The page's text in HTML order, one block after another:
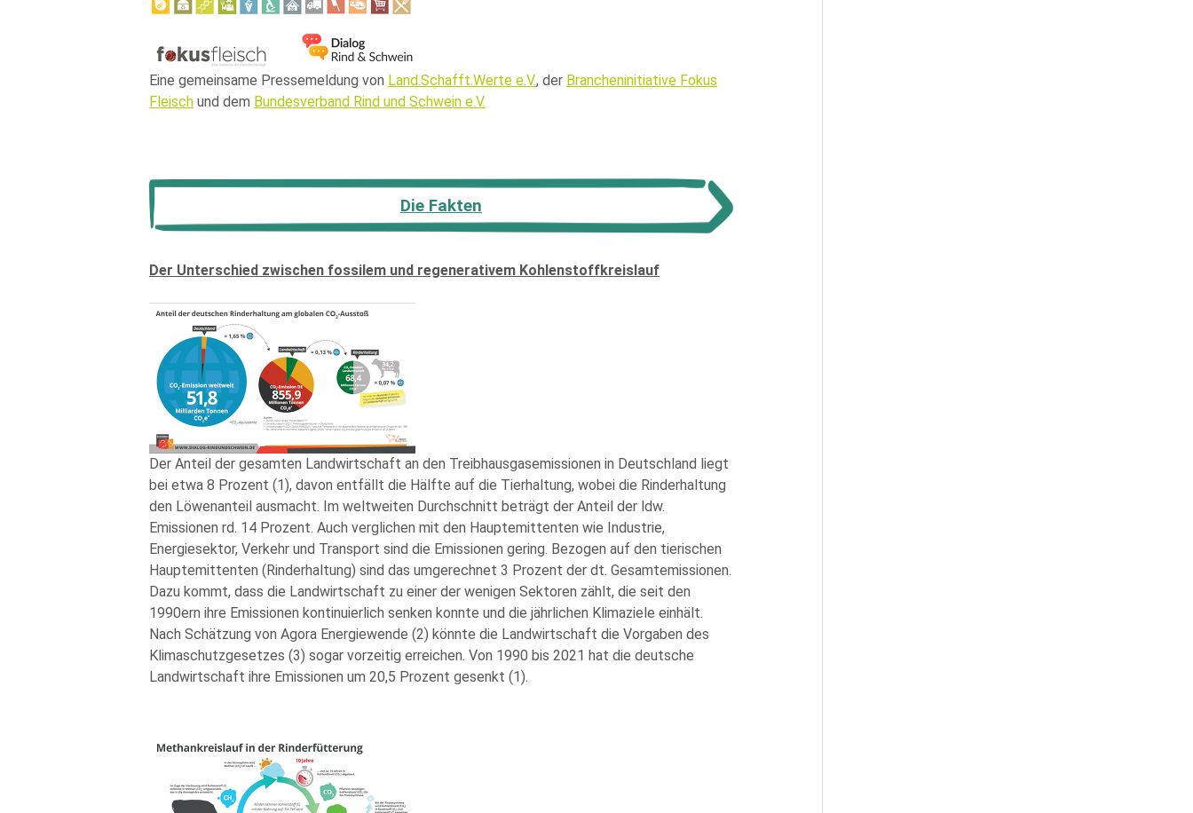
Eine gemeinsame Pressemeldung von Land.Schafft.Werte e.V., der Brancheninitiative Fokus
Fleisch und dem Bundesverband Rind und Schwein e.V.
Die Fakten
Der Unterschied zwischen fossilem und regenerativem Kohlenstoffkreislauf
Der Anteil der gesamten Landwirtschaft an den Treibhausgasemissionen in Deutschland liegt
bei etwa 8 Prozent (1), davon entfällt die Hälfte auf die Tierhaltung, wobei die Rinderhaltung
den Löwenanteil ausmacht. Im weltweiten Durchschnitt beträgt der Anteil der ldw.
Emissionen rd. 14 Prozent. Auch verglichen mit den Hauptemittenten wie Industrie,
Energiesektor, Verkehr und Transport sind die Emissionen gering. Bezogen auf den tierischen
Hauptemittenten (Rinderhaltung) sind das umgerechnet 3 Prozent der dt. Gesamtemissionen.
Dazu kommt, dass die Landwirtschaft zu einer der wenigen Sektoren zählt, die seit den
1990ern ihre Emissionen kontinuierlich senken konnte und die jährlichen Klimaziele einhält.
Nach Schätzung von Agora Energiewende (2) könnte die Landwirtschaft die Vorgaben des
Klimaschutzgesetzes (3) sogar vorzeitig erreichen. Von 1990 bis 2021 hat die deutsche
Landwirtschaft ihre Emissionen um 20,5 Prozent gesenkt (1).